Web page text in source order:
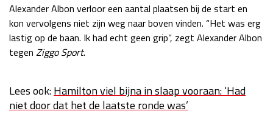
Kwalificatie
za 22:00 - 23:00
Race
LAS VEGAS GRAND PRIX 2026 20 - 22 nov
Kwalificatie
za 05:00 - 06:00
Race
Alexander Albon verloor een aantal plaatsen bij de start en
kon vervolgens niet zijn weg naar boven vinden. “Het was erg
lastig op de baan. Ik had echt geen grip”, zegt Alexander Albon
tegen Ziggo Sport.
Lees ook:Hamilton viel bijna in slaap vooraan: ‘Had
niet door dat het de laatste ronde was’